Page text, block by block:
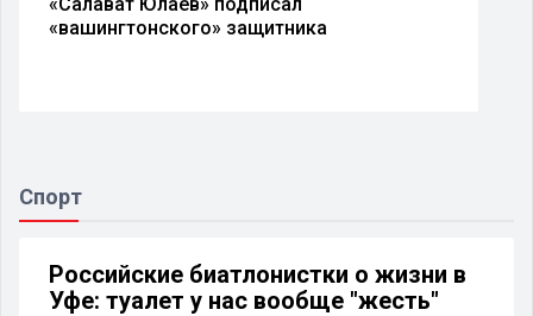
режим чрезвычайной ситуации
Спорт
Российские биатлонистки о жизни в
Уфе: туалет у нас вообще "жесть"